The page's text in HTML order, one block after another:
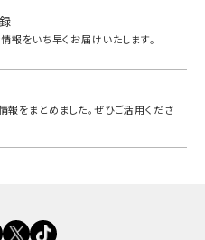
報をいち早く お届けいたします。
をまとめました。ぜひご活用くださ